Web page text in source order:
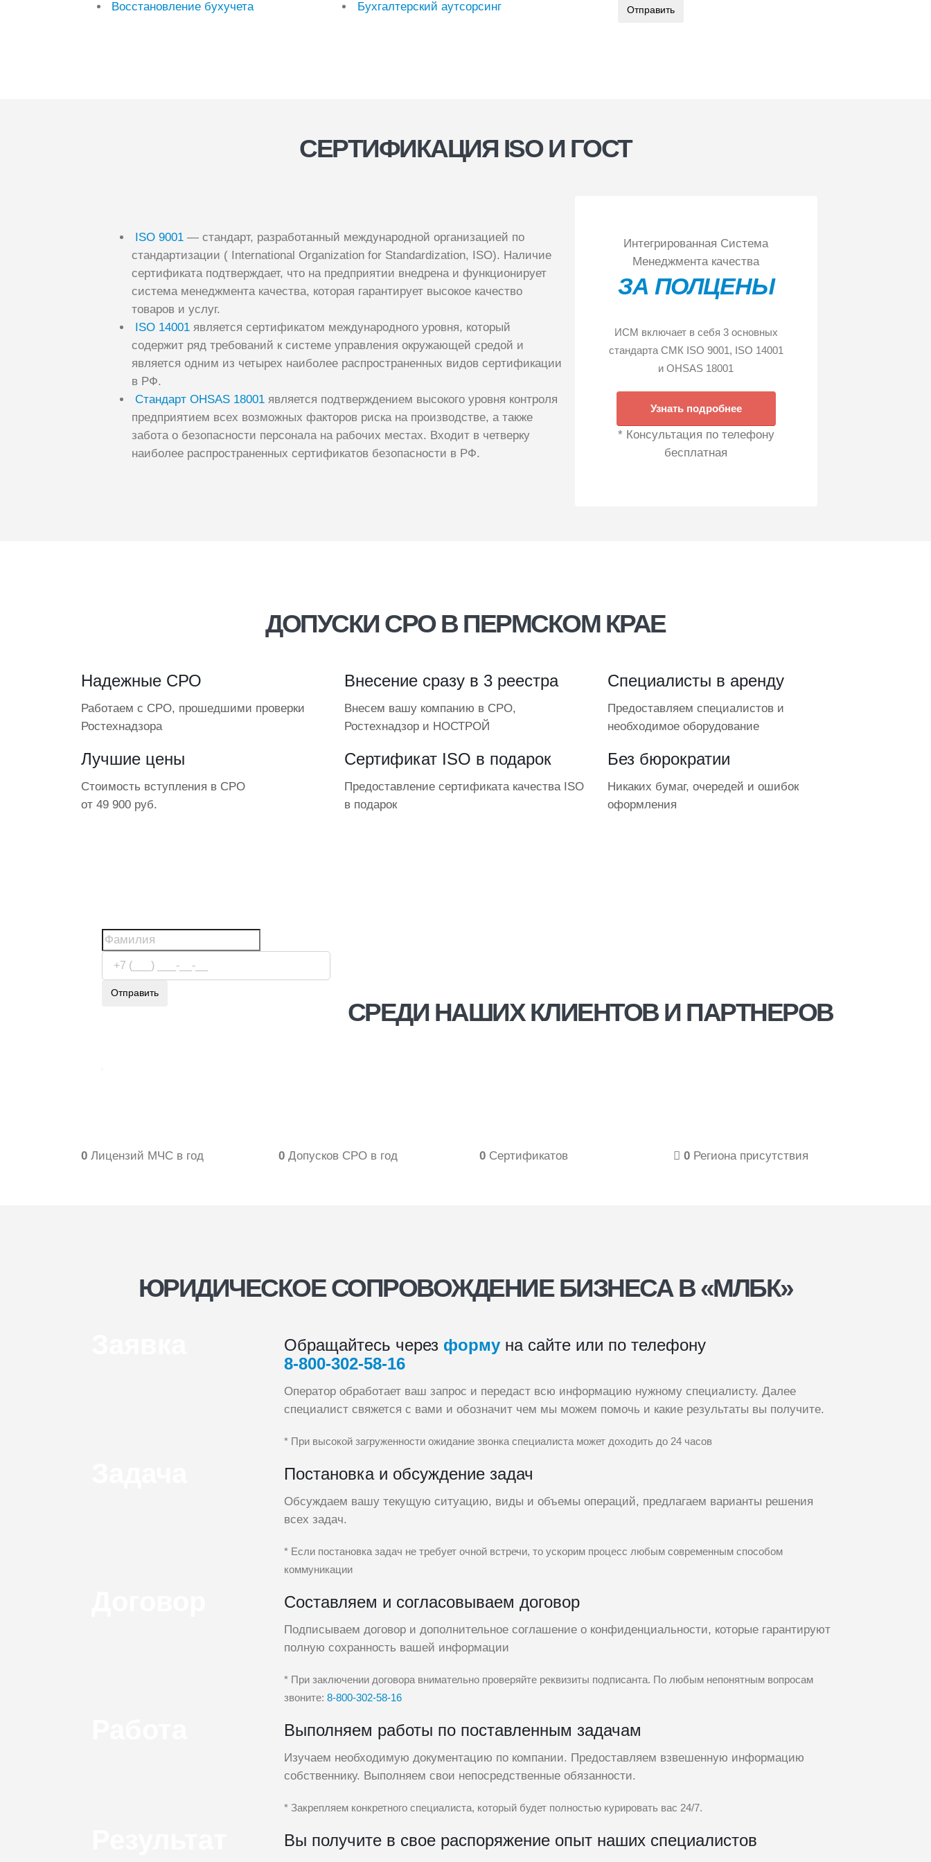
Восстановление бухучета
Бухгалтерский аутсорсинг
Отправить
СЕРТИФИКАЦИЯ ISO И ГОСТ
ISO 9001— стандарт, разработанный международной организацией по
стандартизации ( International Organization for Standardization, ISO). Наличие
сертификата подтверждает, что на предприятии внедрена и функционирует
система менеджмента качества, которая гарантирует высокое качество
товаров и услуг.
ISO 14001является сертификатом международного уровня, который
содержит ряд требований к системе управления окружающей средой и
является одним из четырех наиболее распространенных видов сертификации
в РФ.
Стандарт OHSAS 18001является подтверждением высокого уровня контроля
предприятием всех возможных факторов риска на производстве, а также
забота о безопасности персонала на рабочих местах. Входит в четверку
наиболее распространенных сертификатов безопасности в РФ.
Интегрированная Система
Менеджмента качества
ЗА ПОЛЦЕНЫ
ИСМ включает в себя 3 основных
стандарта СМК ISO 9001, ISO 14001
и OHSAS 18001
Узнать подробнее
* Консультация по телефону
бесплатная
ДОПУСКИ СРО В ПЕРМСКОМ КРАЕ
Надежные СРО
Работаем с СРО, прошедшими проверки
Ростехнадзора
Внесение сразу в 3 реестра
Внесем вашу компанию в СРО,
Ростехнадзор и НОСТРОЙ
Специалисты в аренду
Предоставляем специалистов и
необходимое оборудование
Лучшие цены
Стоимость вступления в СРО
от 49 900 руб.
Сертификат ISO в подарок
Предоставление сертификата качества ISO
в подарок
Без бюрократии
Никаких бумаг, очередей и ошибок
оформления
Отправить
СРЕДИ НАШИХ КЛИЕНТОВ И ПАРТНЕРОВ
0 Лицензий МЧС в год 0 Допусков СРО в год 0 Сертификатов 0 Региона присутствия
ЮРИДИЧЕСКОЕ СОПРОВОЖДЕНИЕ БИЗНЕСА В «МЛБК»
Обращайтесь через формуна сайте или по телефону
8‑800‑302‑58‑16
Оператор обработает ваш запрос и передаст всю информацию нужному специалисту. Далее
специалист свяжется с вами и обозначит чем мы можем помочь и какие результаты вы получите.
* При высокой загруженности ожидание звонка специалиста может доходить до 24 часов
Постановка и обсуждение задач
Обсуждаем вашу текущую ситуацию, виды и объемы операций, предлагаем варианты решения
всех задач.
* Если постановка задач не требует очной встречи, то ускорим процесс любым современным способом
коммуникации
Составляем и согласовываем договор
Подписываем договор и дополнительное соглашение о конфиденциальности, которые гарантируют
полную сохранность вашей информации
* При заключении договора внимательно проверяйте реквизиты подписанта. По любым непонятным вопросам
звоните: 8‑800‑302‑58‑16
Выполняем работы по поставленным задачам
Изучаем необходимую документацию по компании. Предоставляем взвешенную информацию
собственнику. Выполняем свои непосредственные обязанности.
* Закрепляем конкретного специалиста, который будет полностью курировать вас 24/7.
Вы получите в свое распоряжение опыт наших специалистов